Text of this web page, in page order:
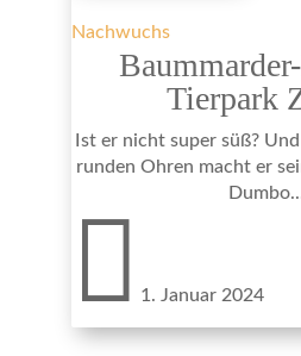
Nachwuchs
Tierpark
Ist er nicht super süß?
runden Ohren macht er
 1. Januar 2024